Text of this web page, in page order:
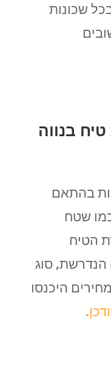
שכונות
בנווה
בהתאם
שטח
הטיח
סוג
היכנסו